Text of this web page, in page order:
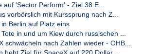
auf 'Sector Perform' - Ziel 38 E...
vorbörslich mit Kurssprung nach Z...
Berlin auf Platz eins
in und um Kiew durch russischen ...
schwächeln nach Zahlen wieder - OHB...
hebt Ziel für SpaceX auf 220 Dollar ...